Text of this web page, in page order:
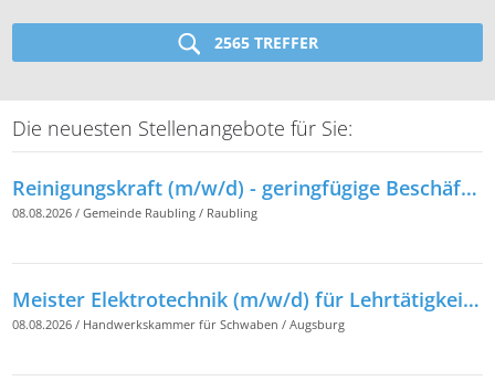
2565 TREFFER
Die neuesten Stellenangebote für Sie:
Reinigungskraft (m/w/d) - geringfügige Beschäftigung -
08.08.2026 /Gemeinde Raubling / Raubling
Meister Elektrotechnik (m/w/d) für Lehrtätigkeiten
08.08.2026 / Handwerkskammer für Schwaben /Augsburg